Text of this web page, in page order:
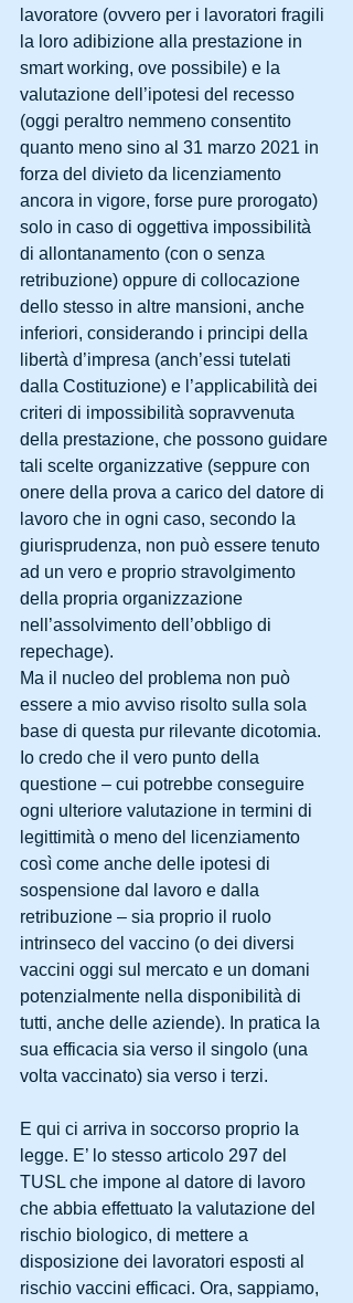
lavoratore (ovvero per i lavoratori fragili
la loro adibizione alla prestazione in
smart working, ove possibile) e la
valutazione dell’ipotesi del recesso
(oggi peraltro nemmeno consentito
quanto meno sino al 31 marzo 2021 in
forza del divieto da licenziamento
ancora in vigore, forse pure prorogato)
solo in caso di oggettiva impossibilità
di allontanamento (con o senza
retribuzione) oppure di collocazione
dello stesso in altre mansioni, anche
inferiori, considerando i principi della
libertà d’impresa (anch’essi tutelati
dalla Costituzione) e l’applicabilità dei
criteri di impossibilità sopravvenuta
della prestazione, che possono guidare
tali scelte organizzative (seppure con
onere della prova a carico del datore di
lavoro che in ogni caso, secondo la
giurisprudenza, non può essere tenuto
ad un vero e proprio stravolgimento
della propria organizzazione
nell’assolvimento dell’obbligo di
repechage).
Ma il nucleo del problema non può
essere a mio avviso risolto sulla sola
base di questa pur rilevante dicotomia.
Io credo che il vero punto della
questione – cui potrebbe conseguire
ogni ulteriore valutazione in termini di
legittimità o meno del licenziamento
così come anche delle ipotesi di
sospensione dal lavoro e dalla
retribuzione – sia proprio il ruolo
intrinseco del vaccino (o dei diversi
vaccini oggi sul mercato e un domani
potenzialmente nella disponibilità di
tutti, anche delle aziende). In pratica la
sua efficacia sia verso il singolo (una
volta vaccinato) sia verso i terzi.
E qui ci arriva in soccorso proprio la
legge. E’ lo stesso articolo 297 del
TUSL che impone al datore di lavoro
che abbia effettuato la valutazione del
rischio biologico, di mettere a
disposizione dei lavoratori esposti al
rischio vaccini efficaci. Ora, sappiamo,